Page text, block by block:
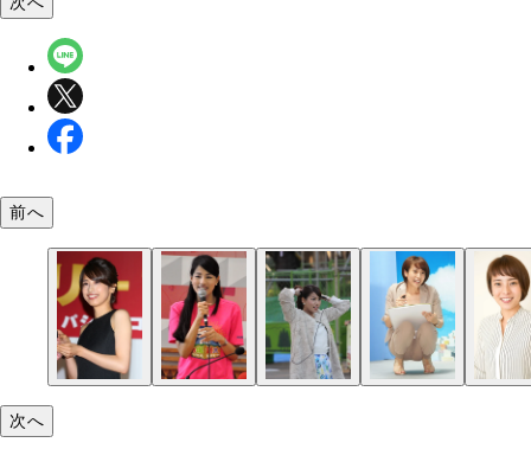
前へ
次へ